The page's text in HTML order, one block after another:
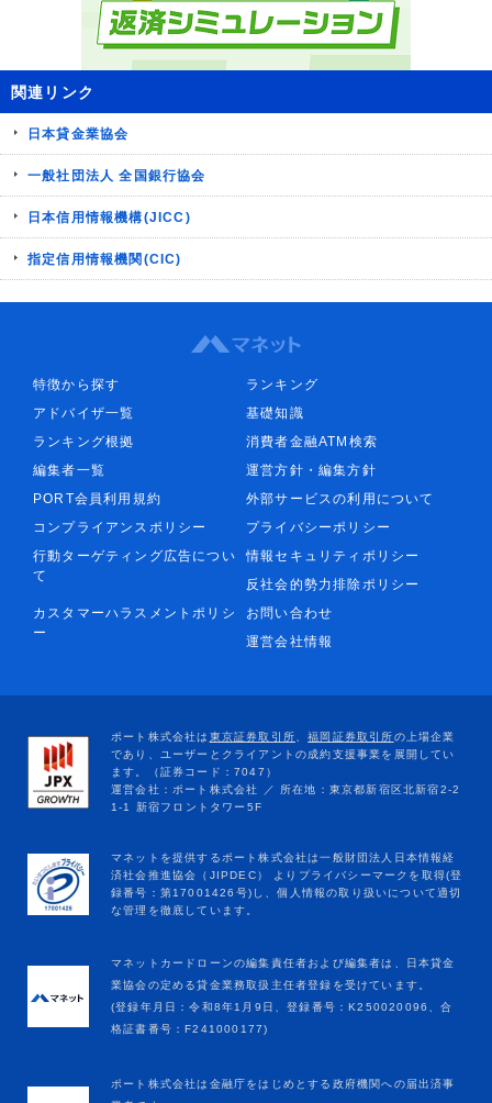
関連リンク
日本貸金業協会
一般社団法人 全国銀行協会
日本信用情報機構(JICC)
指定信用情報機関(CIC)
特徴から探す
ランキング
アドバイザ一覧
基礎知識
ランキング根拠
消費者金融ATM検索
編集者一覧
運営方針・編集方針
PORT会員利用規約
外部サービスの利用について
コンプライアンスポリシー
プライバシーポリシー
行動ターゲティング広告につい
て
情報セキュリティポリシー
反社会的勢力排除ポリシー
カスタマーハラスメントポリシ
ー
お問い合わせ
運営会社情報
マネットカードローンの編集責任者および編集者は、日本貸金
業協会の定める貸金業務取扱主任者登録を受けています。
(登録年月日：令和8年1月9日、登録番号：K250020096、合
格証書番号：F241000177)
ポート株式会社は金融庁をはじめとする政府機関への届出済事